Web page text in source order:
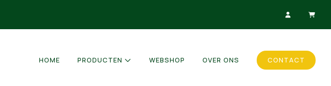
HOME PRODUCTEN WEBSHOP OVER ONS CONTACT